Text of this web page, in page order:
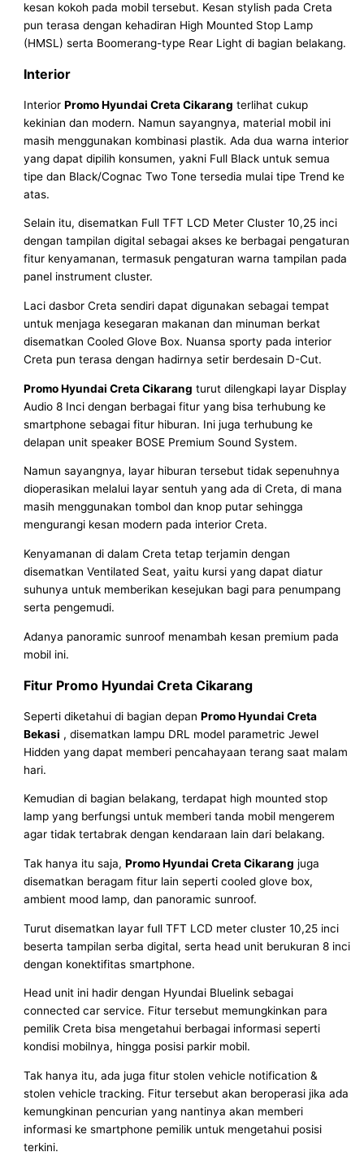
kesan kokoh pada mobil tersebut. Kesan stylish pada Creta
pun terasa dengan kehadiran High Mounted Stop Lamp
(HMSL) serta Boomerang-type Rear Light di bagian belakang.
Interior
InteriorPromo Hyundai Creta Cikarang terlihat cukup
kekinian dan modern. Namun sayangnya, material mobil ini
masih menggunakan kombinasi plastik. Ada dua warna interior
yang dapat dipilih konsumen, yakni Full Black untuk semua
tipe dan Black/Cognac Two Tone tersedia mulai tipe Trend ke
atas.
Selain itu, disematkan Full TFT LCD Meter Cluster 10,25 inci
dengan tampilan digital sebagai akses ke berbagai pengaturan
fitur kenyamanan, termasuk pengaturan warna tampilan pada
panel instrument cluster.
Laci dasbor Creta sendiri dapat digunakan sebagai tempat
untuk menjaga kesegaran makanan dan minuman berkat
disematkan Cooled Glove Box. Nuansa sporty pada interior
Creta pun terasa dengan hadirnya setir berdesain D-Cut.
Promo Hyundai Creta Cikarang turut dilengkapi layar Display
Audio 8 Inci dengan berbagai fitur yang bisa terhubung ke
smartphone sebagai fitur hiburan. Ini juga terhubung ke
delapan unit speaker BOSE Premium Sound System.
Namun sayangnya, layar hiburan tersebut tidak sepenuhnya
dioperasikan melalui layar sentuh yang ada di Creta, di mana
masih menggunakan tombol dan knop putar sehingga
mengurangi kesan modern pada interior Creta.
Kenyamanan di dalam Creta tetap terjamin dengan
disematkan Ventilated Seat, yaitu kursi yang dapat diatur
suhunya untuk memberikan kesejukan bagi para penumpang
serta pengemudi.
Adanya panoramic sunroof menambah kesan premium pada
mobil ini.
Fitur Promo Hyundai Creta Cikarang
Seperti diketahui di bagian depanPromo Hyundai Creta
Bekasi , disematkan lampu DRL model parametric Jewel
Hidden yang dapat memberi pencahayaan terang saat malam
hari.
Kemudian di bagian belakang, terdapat high mounted stop
lamp yang berfungsi untuk memberi tanda mobil mengerem
agar tidak tertabrak dengan kendaraan lain dari belakang.
Tak hanya itu saja,Promo Hyundai Creta Cikarang juga
disematkan beragam fitur lain seperti cooled glove box,
ambient mood lamp, dan panoramic sunroof.
Turut disematkan layar full TFT LCD meter cluster 10,25 inci
beserta tampilan serba digital, serta head unit berukuran 8 inci
dengan konektifitas smartphone.
Head unit ini hadir dengan Hyundai Bluelink sebagai
connected car service. Fitur tersebut memungkinkan para
pemilik Creta bisa mengetahui berbagai informasi seperti
kondisi mobilnya, hingga posisi parkir mobil.
Tak hanya itu, ada juga fitur stolen vehicle notification &
stolen vehicle tracking. Fitur tersebut akan beroperasi jika ada
kemungkinan pencurian yang nantinya akan memberi
informasi ke smartphone pemilik untuk mengetahui posisi
terkini.